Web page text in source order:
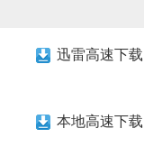
迅雷高速下载
本地高速下载